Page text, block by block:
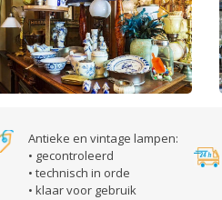
Antieke en vintage lampen:
• gecontroleerd
• technisch in orde
• klaar voor gebruik